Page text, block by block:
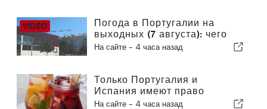
раунд
Погода в Португалии на
выходных (7 августа): чего
ожидать в разных регионах
На сайте - 4 часа назад
Только Португалия и
Испания имеют право
официально продавать
На сайте - 4 часа назад